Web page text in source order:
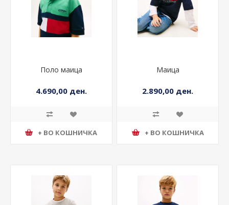
Поло маица
4.690,00 ден.
+ ВО КОШНИЧКА
Маица
2.890,00 ден.
+ ВО КОШНИЧКА